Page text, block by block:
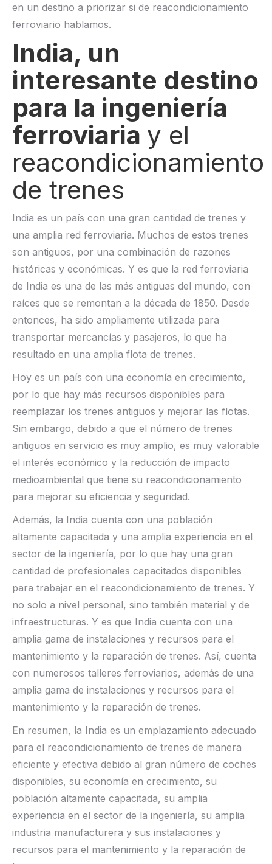
en un destino a priorizar si de reacondicionamiento
ferroviario hablamos.
India, un
interesante destino
para la ingeniería
ferroviaria y el
reacondicionamiento
de trenes
India es un país con una gran cantidad de trenes y
una amplia red ferroviaria. Muchos de estos trenes
son antiguos, por una combinación de razones
históricas y económicas. Y es que la red ferroviaria
de India es una de las más antiguas del mundo, con
raíces que se remontan a la década de 1850. Desde
entonces, ha sido ampliamente utilizada para
transportar mercancías y pasajeros, lo que ha
resultado en una amplia flota de trenes.
Hoy es un país con una economía en crecimiento,
por lo que hay más recursos disponibles para
reemplazar los trenes antiguos y mejorar las flotas.
Sin embargo, debido a que el número de trenes
antiguos en servicio es muy amplio, es muy valorable
el interés económico y la reducción de impacto
medioambiental que tiene su reacondicionamiento
para mejorar su eficiencia y seguridad.
Además, la India cuenta con una población
altamente capacitada y una amplia experiencia en el
sector de la ingeniería, por lo que hay una gran
cantidad de profesionales capacitados disponibles
para trabajar en el reacondicionamiento de trenes. Y
no solo a nivel personal, sino también material y de
infraestructuras. Y es que India cuenta con una
amplia gama de instalaciones y recursos para el
mantenimiento y la reparación de trenes. Así, cuenta
con numerosos talleres ferroviarios, además de una
amplia gama de instalaciones y recursos para el
mantenimiento y la reparación de trenes.
En resumen, la India es un emplazamiento adecuado
para el reacondicionamiento de trenes de manera
eficiente y efectiva debido al gran número de coches
disponibles, su economía en crecimiento, su
población altamente capacitada, su amplia
experiencia en el sector de la ingeniería, su amplia
industria manufacturera y sus instalaciones y
recursos para el mantenimiento y la reparación de